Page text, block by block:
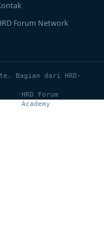
Forum Network
Bagian dari HRD-
•HRD Forum
Academy